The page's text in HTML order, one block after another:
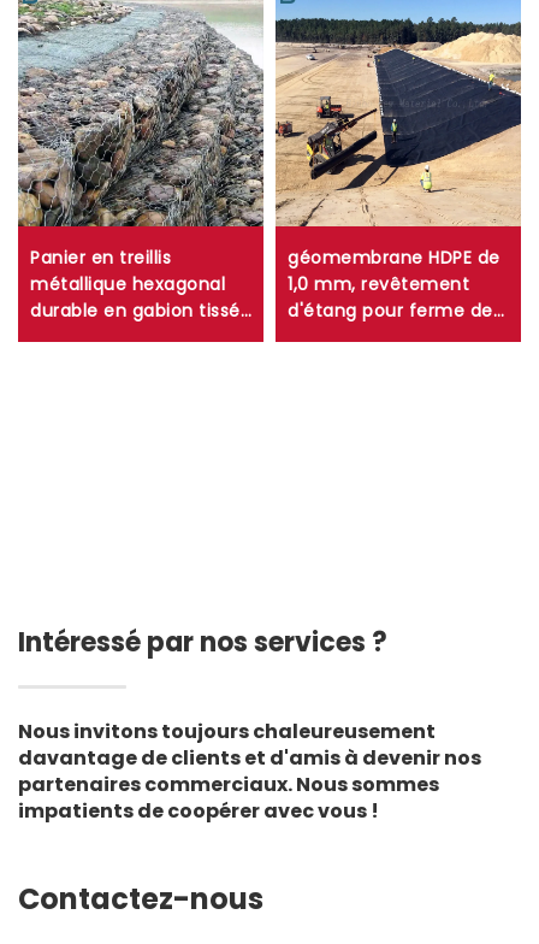
Panier en treillis
métallique hexagonal
durable en gabion tissé
en maille torsadée pour
géomembrane HDPE de
1,0 mm, revêtement
d'étang pour ferme de
crevettes de 0,75 mm
Intéressé par nos services ?
Nous invitons toujours chaleureusement
davantage de clients et d'amis à devenir nos
partenaires commerciaux. Nous sommes
impatients de coopérer avec vous !
Contactez-nous